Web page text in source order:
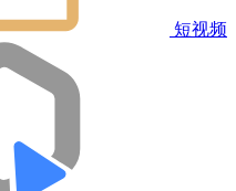
短视频